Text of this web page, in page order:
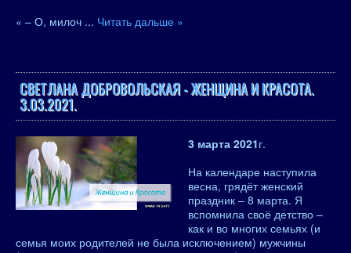
« – О, милоч ... Читать дальше »
СВЕТЛАНА ДОБРОВОЛЬСКАЯ - ЖЕНЩИНА И КРАСОТА.
3.03.2021.
3 марта 2021г.
На календаре наступила
весна, грядёт женский
праздник – 8 марта. Я
вспомнила своё детство –
как и во многих семьях (и
семья моих родителей не была исключением) мужчины